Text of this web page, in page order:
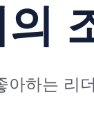
의
아하는 리